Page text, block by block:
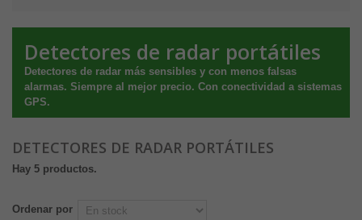
Detectores de radar portátiles
Detectores de radar más sensibles y con menos falsas
alarmas. Siempre al mejor precio. Con conectividad a sistemas
GPS.
DETECTORES DE RADAR PORTÁTILES
Hay 5 productos.
Ordenar por